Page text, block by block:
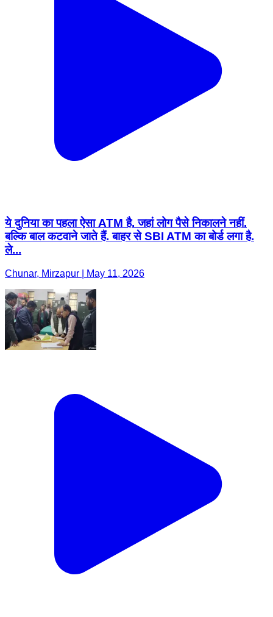
ये दुनिया का पहला ऐसा ATM है. जहां लोग पैसे निकालने नहीं.
बल्कि बाल कटवाने जाते हैं. बाहर से SBI ATM का बोर्ड लगा है.
ले...
Chunar, Mirzapur | May 11, 2026